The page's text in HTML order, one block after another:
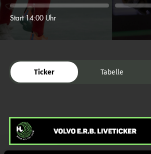
Start 14:00 Uhr
Ticker Tabelle